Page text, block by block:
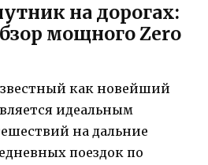
на дорогах:
мощного Zero
как новейший
идеальным
на дальние
поездок по